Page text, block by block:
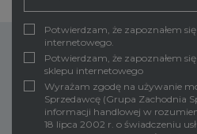
Potwierdzam, że zapoznałem
internetowego.
Potwierdzam, że zapoznałem
sklepu internetowego
Wyrażam zgodę na używanie
Sprzedawcę (Grupa Zachodnia
informacji handlowej w
18 lipca 2002 r. o świadczeniu